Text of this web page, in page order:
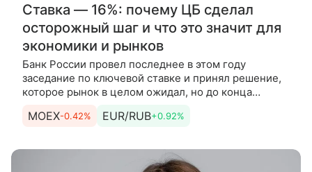
Ставка — 16%: почему ЦБ сделал
осторожный шаг и что это значит для
экономики и рынков
Банк России провел последнее в этом году
заседание по ключевой ставке и принял решение,
которое рынок в целом ожидал, но до конца
ставку на 50 базисных пунктов —
MOEX-0.42% EUR/RUB+0.92%